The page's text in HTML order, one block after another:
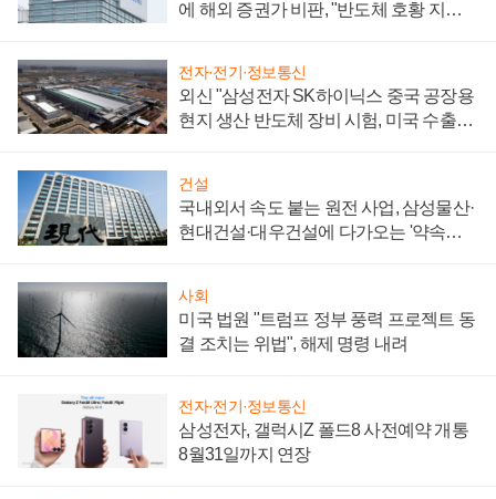
에 해외 증권가 비판, "반도체 호황 지속
전자·전기·정보통신
외신 "삼성전자 SK하이닉스 중국 공장용
현지 생산 반도체 장비 시험, 미국 수출통
건설
국내외서 속도 붙는 원전 사업, 삼성물산·
현대건설·대우건설에 다가오는 '약속의
사회
미국 법원 "트럼프 정부 풍력 프로젝트 동
결 조치는 위법", 해제 명령 내려
전자·전기·정보통신
삼성전자, 갤럭시Z 폴드8 사전예약 개통
8월31일까지 연장